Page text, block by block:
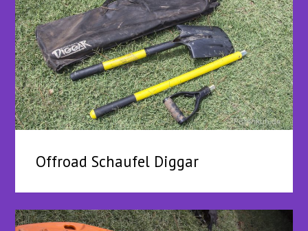
Offroad Schaufel Diggar